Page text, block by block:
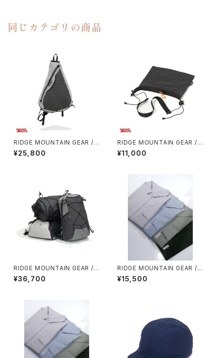
同じカテゴリの商品
RIDGE MOUNTAIN GEAR / S
ASH PACK
¥25,800
RIDGE MOUNTAIN GEAR / S
ACOCHE
¥11,000
RIDGE MOUNTAIN GEAR /
ONE MILE TRIM
¥36,700
RIDGE MOUNTAIN GEAR / B
ASIC SHORT SLEEVE SHIR
T（MEN）
¥15,500